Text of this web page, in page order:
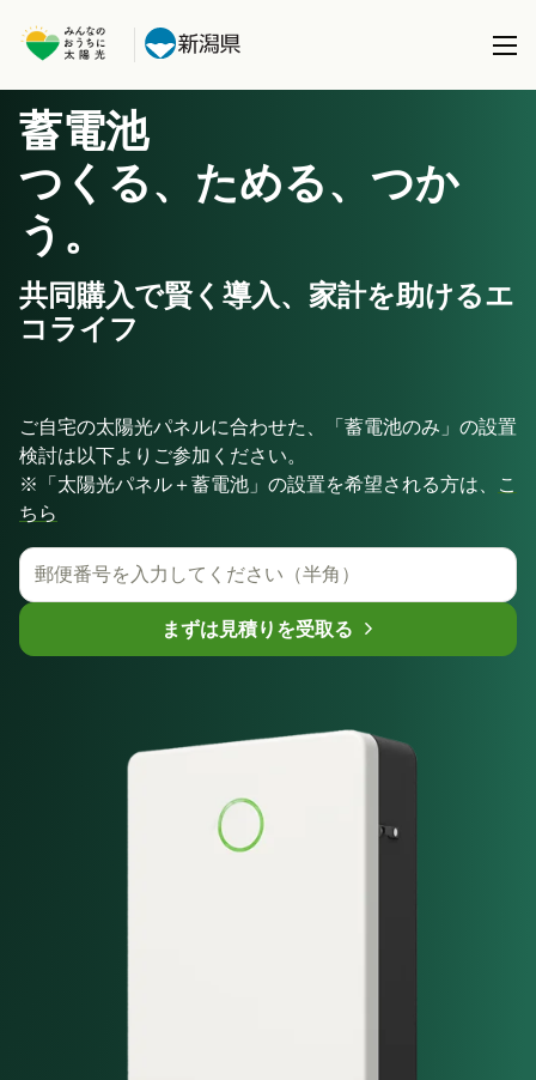
本事業について
共同購入事業とは
事務局について
全国で実施している共同購入事業
製品を選択する
太陽光パネル / 太陽光パネル＋蓄電池
蓄電池 (パネル設置済の方)
ブログ
蓄電池
つくる、ためる、つか
う。
共同購入で賢く導入、家計を助けるエ
コライフ
ご自宅の太陽光パネルに合わせた、「蓄電池のみ」の設置
検討は以下よりご参加ください。
※「太陽光パネル＋蓄電池」の設置を希望される方は、 こ
ちら
まずは見積りを受取る